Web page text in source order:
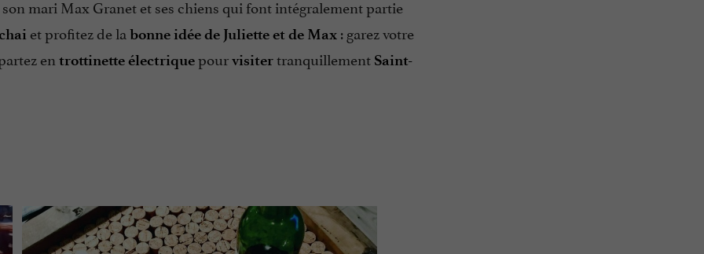
son mari Max Granet et ses chiens qui font intégralement partie
et profitez de la bonne idée de Juliette et de Max : garez votre
en trottinette électriquepourvisitertranquillement Saint-